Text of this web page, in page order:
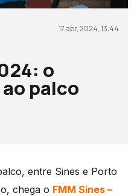
17 abr, 2024, 13:44
o
palco
entre Sines e Porto
chega o FMM Sines –